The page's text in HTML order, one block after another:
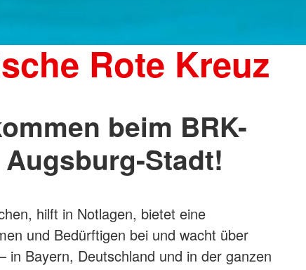
Rote Kreuz
beim BRK-
Stadt!
hilft in Notlagen, bietet eine
und Bedürftigen bei und wacht über
in Bayern, Deutschland und in der ganzen